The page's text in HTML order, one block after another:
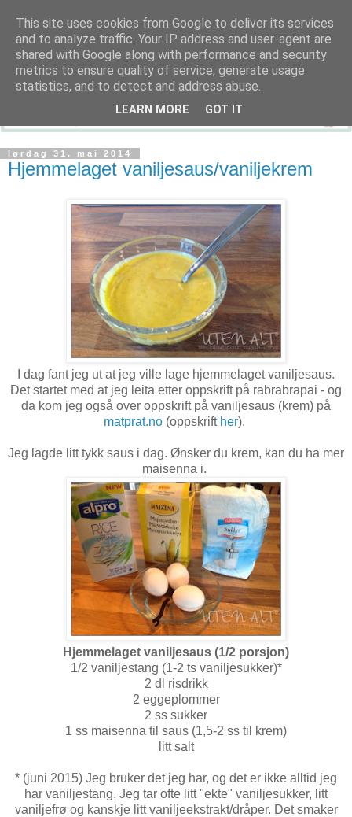
lørdag 31. mai 2014
Hjemmelaget vaniljesaus/vaniljekrem
I dag fant jeg ut at jeg ville lage hjemmelaget vaniljesaus.
Det startet med at jeg leita etter oppskrift på rabrabrapai - og
da kom jeg også over oppskrift på vaniljesaus (krem) på
matprat.no (oppskrift her).
Jeg lagde litt tykk saus i dag. Ønsker du krem, kan du ha mer
maisenna i.
Hjemmelaget vaniljesaus (1/2 porsjon)
1/2 vaniljestang (1-2 ts vaniljesukker)*
2 dl risdrikk
2 eggeplommer
2 ss sukker
1 ss maisenna til saus (1,5-2 ss til krem)
littsalt
* (juni 2015) Jeg bruker det jeg har, og det er ikke alltid jeg
har vaniljestang. Jeg tar ofte litt "ekte" vaniljesukker, litt
vaniljefrø og kanskje litt vaniljeekstrakt/dråper. Det smaker
This site uses cookies from Google to deliver its services
and to analyze traffic. Your IP address and user-agent are
shared with Google along with performance and security
metrics to ensure quality of service, generate usage
statistics, and to detect and address abuse.
LEARN MORE GOT IT